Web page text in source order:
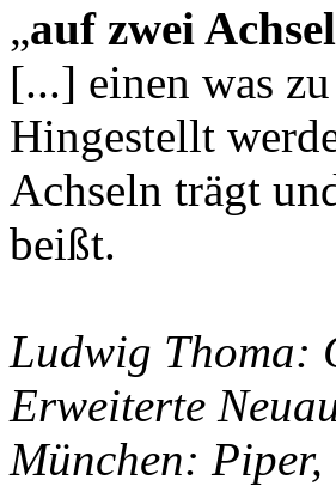
„auf zwei
[...] einen was
Hingestellt
Achseln trägt
beißt.
Ludwig Thoma:
Erweiterte
München: Piper,